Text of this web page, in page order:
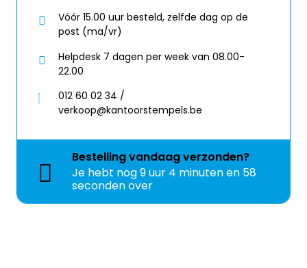
Vóór 15.00 uur besteld, zelfde dag op de
post (ma/vr)
Helpdesk 7 dagen per week van 08.00-
22.00
012 60 02 34 /
verkoop@kantoorstempels.be
Bestellingvandaagverzonden?
Je hebt nog9 uur 4 minuten en 58
seconden over